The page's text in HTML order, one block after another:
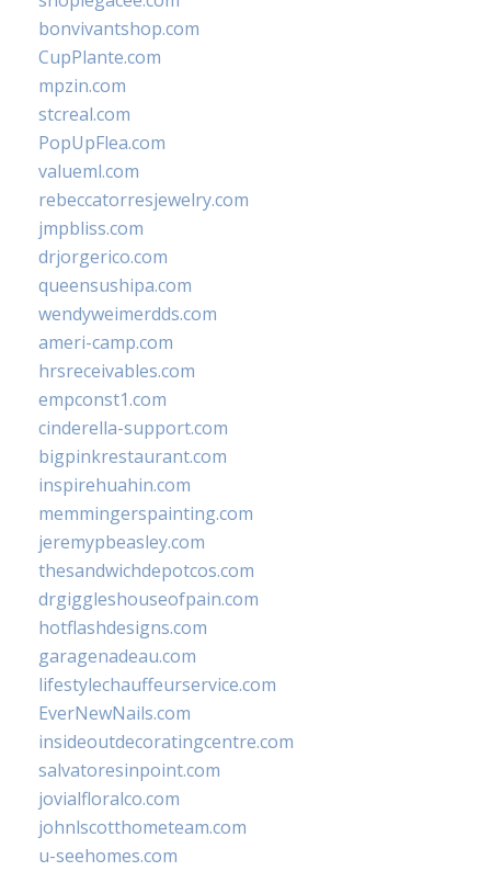
bonvivantshop.com
CupPlante.com
mpzin.com
stcreal.com
PopUpFlea.com
valueml.com
rebeccatorresjewelry.com
jmpbliss.com
drjorgerico.com
queensushipa.com
wendyweimerdds.com
ameri-camp.com
hrsreceivables.com
empconst1.com
cinderella-support.com
bigpinkrestaurant.com
inspirehuahin.com
memmingerspainting.com
jeremypbeasley.com
thesandwichdepotcos.com
drgiggleshouseofpain.com
hotflashdesigns.com
garagenadeau.com
lifestylechauffeurservice.com
EverNewNails.com
insideoutdecoratingcentre.com
salvatoresinpoint.com
jovialfloralco.com
johnlscotthometeam.com
u-seehomes.com